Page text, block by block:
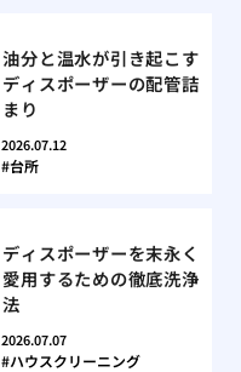
油分と温水が引き起こす
ディスポーザーの配管詰
まり
2026.07.12
台所
ディスポーザーを末永く
愛用するための徹底洗浄
法
2026.07.07
ハウスクリーニング